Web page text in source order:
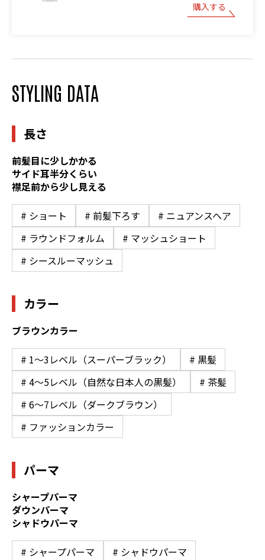
購入する
STYLING DATA
長さ
前髪目に少しかかる
サイド耳半分くらい
襟足前から少し見える
# ショート # 前髪下ろす
# ニュアンスヘア
# ラウンドフォルム
# マッシュショート
# シースルーマッシュ
カラー
ブラウンカラー
# 1〜3レベル（スーパーブラック）
# 黒髪
# 4〜5レベル（自然な日本人の黒髪）
# 茶髪
# 6〜7レベル（ダークブラウン）
# ファッションカラー
パーマ
シャープパーマ
ダウンパーマ
シャドウパーマ
# シャープパーマ
# シャドウパーマ